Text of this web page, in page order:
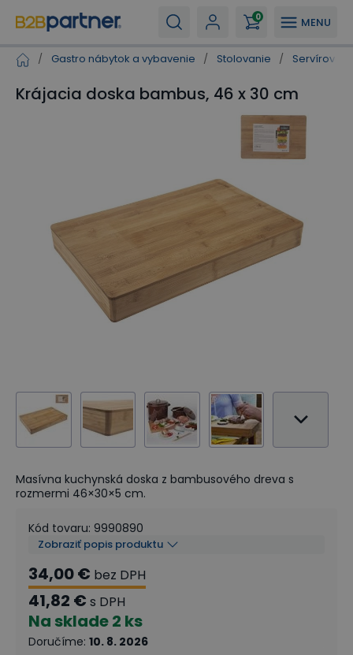
MENU
0
/ Gastro nábytok a vybavenie / Stolovanie /
Krájacia doska bambus, 46 x 30 cm
Masívna kuchynská doska z bambusového dreva s
rozmermi 46×30×5 cm.
Kód tovaru: 9990890
Zobraziť popis produktu
34,00 € bez DPH
41,82 € s DPH
Na sklade2 ks
Doručíme: 10. 8. 2026